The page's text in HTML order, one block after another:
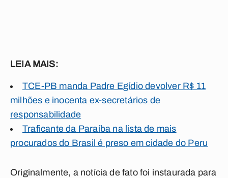
LEIA MAIS:
TCE-PB manda Padre Egídio devolver R$ 11
milhões e inocenta ex-secretários de
responsabilidade
Traficante da Paraíba na lista de mais
procurados do Brasil é preso em cidade do Peru
Originalmente, a notícia de fato foi instaurada para